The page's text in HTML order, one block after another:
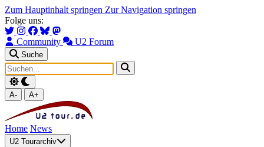
Zum Hauptinhalt springen Zur Navigation springen
Folge uns:
Community U2 Forum
Suche
A- A+
Home News
U2 Tourarchiv